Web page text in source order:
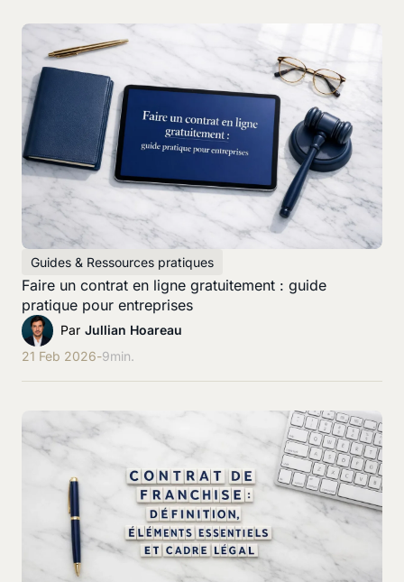
Guides & Ressources pratiques
Faire un contrat en ligne gratuitement : guide
pratique pour entreprises
Par Jullian Hoareau
21 Feb 2026-9min.